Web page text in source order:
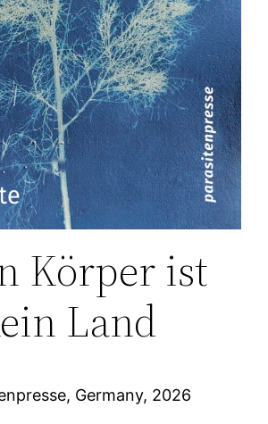
Körper ist
Land
Germany, 2026